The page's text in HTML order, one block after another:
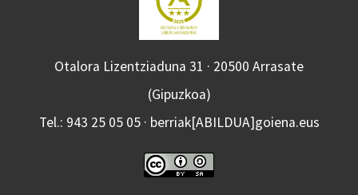
Otalora Lizentziaduna 31 · 20500 Arrasate
(Gipuzkoa)
Tel.: 943 25 05 05 · berriak[ABILDUA]goiena.eus